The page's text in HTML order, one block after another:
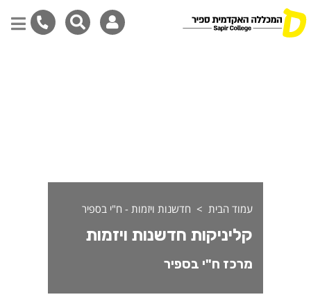
עמוד הבית חדשנות ויזמות - ח"י בספיר
קליניקות חדשנות ויזמות
מרכז ח"י בספיר